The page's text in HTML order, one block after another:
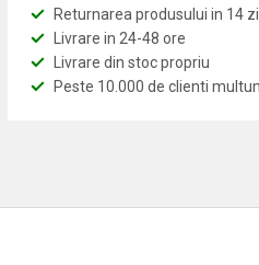
Returnarea produsului in 14
Livrare in 24-48 ore
Livrare din stoc propriu
Peste 10.000 de clienti